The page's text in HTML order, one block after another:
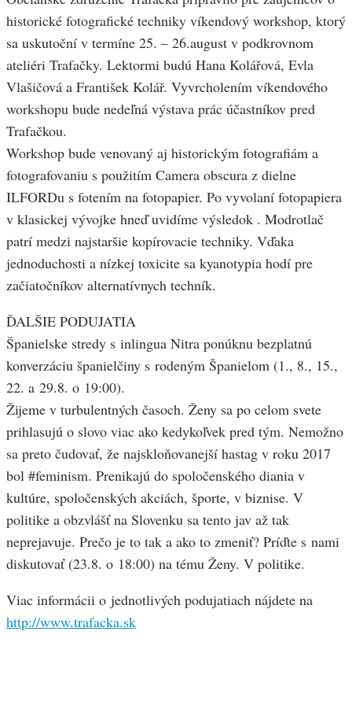
historické fotografické techniky víkendový workshop, ktorý
sa uskutoční v termíne 25. – 26.august v podkrovnom
ateliéri Trafačky. Lektormi budú Hana Kolářová, Evla
Vlašičová a František Kolář. Vyvrcholením víkendového
workshopu bude nedeľná výstava prác účastníkov pred
Trafačkou.
Workshop bude venovaný aj historickým fotografiám a
fotografovaniu s použitím Camera obscura z dielne
ILFORDu s fotením na fotopapier. Po vyvolaní fotopapiera
v klasickej vývojke hneď uvidíme výsledok . Modrotlač
patrí medzi najstaršie kopírovacie techniky. Vďaka
jednoduchosti a nízkej toxicite sa kyanotypia hodí pre
začiatočníkov alternatívnych techník.
ĎALŠIE PODUJATIA
Španielske stredy s inlingua Nitra ponúknu bezplatnú
konverzáciu španielčiny s rodeným Španielom (1., 8., 15.,
22. a 29.8. o 19:00).
Žijeme v turbulentných časoch. Ženy sa po celom svete
prihlasujú o slovo viac ako kedykoľvek pred tým. Nemožno
sa preto čudovať, že najskloňovanejší hastag v roku 2017
bol #feminism. Prenikajú do spoločenského diania v
kultúre, spoločenských akciách, športe, v biznise. V
politike a obzvlášť na Slovenku sa tento jav až tak
neprejavuje. Prečo je to tak a ako to zmeniť? Príďte s nami
diskutovať (23.8. o 18:00) na tému Ženy. V politike.
Viac informácii o jednotlivých podujatiach nájdete na
http://www.trafacka.sk